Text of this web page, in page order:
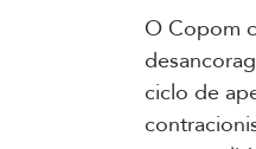
O Copom
ciclo de